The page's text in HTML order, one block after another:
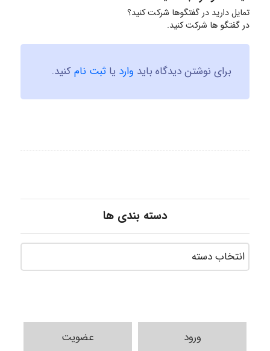
تمایل دارید در گفتگوها شرکت کنید؟
در گفتگو ها شرکت کنید.
برای نوشتن دیدگاه باید وارد یا ثبت نامکنید.
دسته بندی ها
ورود عضویت